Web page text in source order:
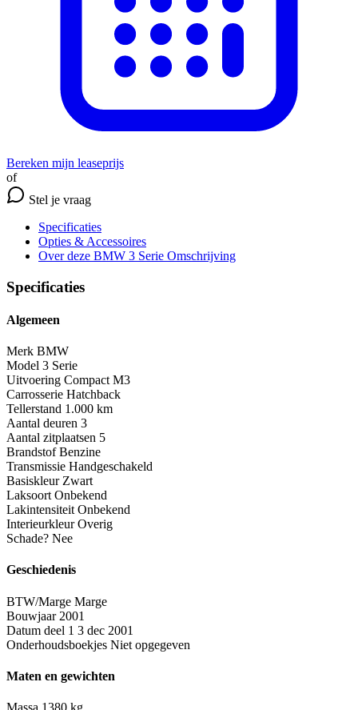
Bereken mijn leaseprijs
of
Stel je vraag
Specificaties
Opties & Accessoires
Over deze BMW 3 Serie Omschrijving
Specificaties
Algemeen
Merk BMW
Model 3 Serie
Uitvoering Compact M3
Carrosserie Hatchback
Tellerstand 1.000 km
Aantal deuren 3
Aantal zitplaatsen 5
Brandstof Benzine
Transmissie Handgeschakeld
Basiskleur Zwart
Laksoort Onbekend
Lakintensiteit Onbekend
Interieurkleur Overig
Schade? Nee
Geschiedenis
BTW/Marge Marge
Bouwjaar 2001
Datum deel 1 3 dec 2001
Onderhoudsboekjes Niet opgegeven
Maten en gewichten
Massa 1380 kg